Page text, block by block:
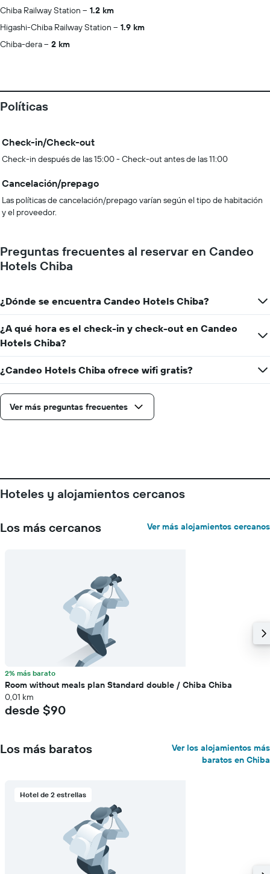
Chiba Railway Station
1.2 km
Higashi-Chiba Railway Station
1.9 km
Chiba-dera
2 km
Políticas
Check-in/Check-out
Check-in después de las 15:00 - Check-out antes de las 11:00
Cancelación/prepago
Las políticas de cancelación/prepago varían según el tipo de habitación
y el proveedor.
Preguntas frecuentes al reservar en Candeo
Hotels Chiba
¿Dónde se encuentra Candeo Hotels Chiba?
¿A qué hora es el check-in y check-out en Candeo
Hotels Chiba?
¿Candeo Hotels Chiba ofrece wifi gratis?
Ver más preguntas frecuentes
Hoteles y alojamientos cercanos
Los más cercanos Ver más alojamientos cercanos
2% más barato
Room without meals plan Standard double / Chiba Chiba
0,01 km
desde $90
Los más baratos
Ver los alojamientos más
baratos en Chiba
Hotel de 2 estrellas